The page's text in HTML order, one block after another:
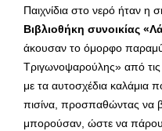
Παιχνίδια στο νερό ήταν η
Βιβλιοθήκη συνοικίας
άκουσαν το όμορφο
Τριγωνοψαρούλης» από τις
με τα αυτοσχέδια καλάμια
πισίνα, προσπαθώντας να
μπορούσαν, ώστε να